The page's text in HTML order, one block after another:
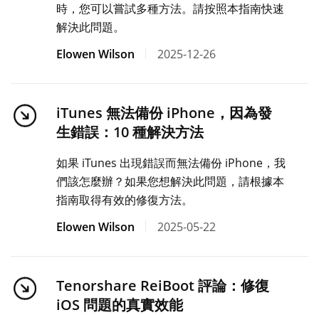
時，您可以嘗試多種方法。請按照本指南快速
解決此問題。
Elowen Wilson
2025-12-26
iTunes 無法備份 iPhone，因為發
生錯誤：10 種解決方法
如果 iTunes 出現錯誤而無法備份 iPhone，我
們該怎麼辦？如果您想解決此問題，請根據本
指南取得有效的修復方法。
Elowen Wilson
2025-05-22
Tenorshare ReiBoot 評論：修復
iOS 問題的真實效能